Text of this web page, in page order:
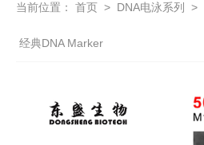
当前位置： 首页 > DNA电泳系列 >
经典DNA Marker